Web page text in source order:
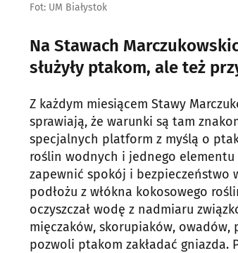
Fot: UM Białystok
Na Stawach
służyły ptakom, ale też
Z każdym miesiącem Stawy
sprawiają, że warunki są tam
specjalnych platform z myślą o
roślin wodnych i jednego elementu
zapewnić spokój i bezpieczeństwo
podłożu z włókna kokosowego
oczyszczał wodę z nadmiaru
mięczaków, skorupiaków,
pozwoli ptakom zakładać